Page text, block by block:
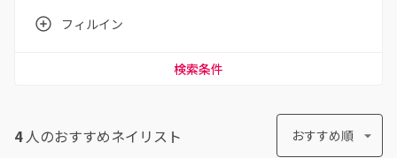
フィルイン
検索条件
4人のおすすめネイリスト おすすめ順